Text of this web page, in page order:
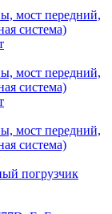
мост передний,
система)
мост передний,
система)
мост передний,
система)
погрузчик